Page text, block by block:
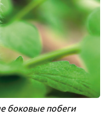
боковые побеги